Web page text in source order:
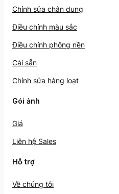
Chỉnh sửa chân dung
Điều chỉnh màu sắc
Điều chỉnh phông nền
Cài sẵn
Chỉnh sửa hàng loạt
Gói ảnh
Giá
Liên hệ Sales
Hỗ trợ
Về chúng tôi